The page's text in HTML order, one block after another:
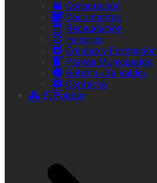
Corporación
Documentos
Recaudación
Horarios
Empleo y Formación
Plenos Municipales
Boletín «De Valde»
Contacta
El Pueblo